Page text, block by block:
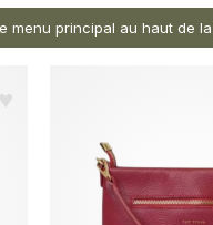
menu principal au haut de
♥︎